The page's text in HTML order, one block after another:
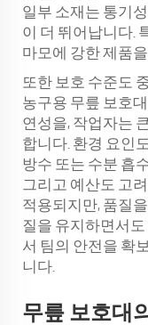
일부 소재는 통기
이 더 뛰어납니다.
마모에 강한 제품
또한 보호 수준도
농구용 무릎 보호
연성을, 작업자는
합니다. 환경 요인
방수 또는 수분 흡
그리고 예산도 고
적용되지만, 품질을
질을 유지하면서
서 팀의 안전을 확
니다.
무릎 보호대